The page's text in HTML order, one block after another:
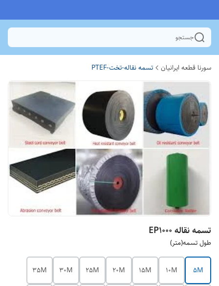
جستجو
سورنا قطعه ایرانیان تسمه نقاله-تخت-PTEF
تسمه نقاله EP1000
طول تسمه(متر)
5M
10M
15M
20M
25M
30M
35M